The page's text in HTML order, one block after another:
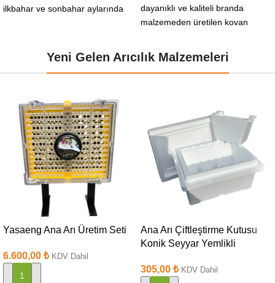
ilkbahar ve sonbahar aylarında
dayanıklı ve kaliteli branda
malzemeden üretilen kovan
yağmur ışınlarına karşı
Yeni Gelen Arıcılık Malzemeleri
Yasaeng Ana Arı Üretim Seti
6.600,00 ₺ KDV Dahil
SEPETE EKLE
Ana Arı Çiftleştirme Kutusu
Konik Seyyar Yemlikli
305,00 ₺ KDV Dahil